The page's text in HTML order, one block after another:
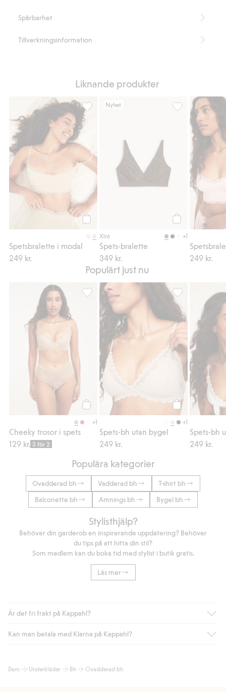
Spårbarhet
Tillverkningsinformation
Liknande produkter
Spetsbralette i modal
249 kr.
Spetsbralette i modal, Lägg till i favoriter
Nyhet
Xlnt +1
Spets-bralette
349 kr.
Spets-
249 kr.
Populärt just nu
+1
Cheeky trosor i spets
129 kr. 3 för 2
Cheeky trosor i spets, Lägg till i favoriter
Köp
+1
Spets-bh utan bygel
249 kr.
Spets-bh utan
Spets-bh
249 kr.
Populära kategorier
Ovadderad bh Vadderad bh
T-shirt bh
Balconette bh
Amnings bh Bygel bh
Stylisthjälp?
Behöver din garderob en inspirerande uppdatering? Behöver
du tips på att hitta din stil?
Som medlem kan du boka tid med stylist i butik gratis.
Läs mer
Är det fri frakt på Kappahl?
Är du medlem i Kappahl Club har du alltid gratis frakt till butik
automatik efter du loggat in och identifierats som medlem.
Kan man betala med Klarna på Kappahl?
bland annat faktura och swish men även andra betalningssätt.
Dam Underkläder Bh Ovadderad bh